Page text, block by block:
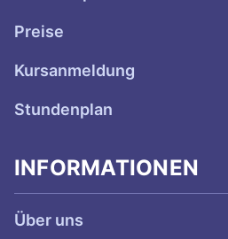
Preise
Kursanmeldung
Stundenplan
INFORMATIONEN
Über uns